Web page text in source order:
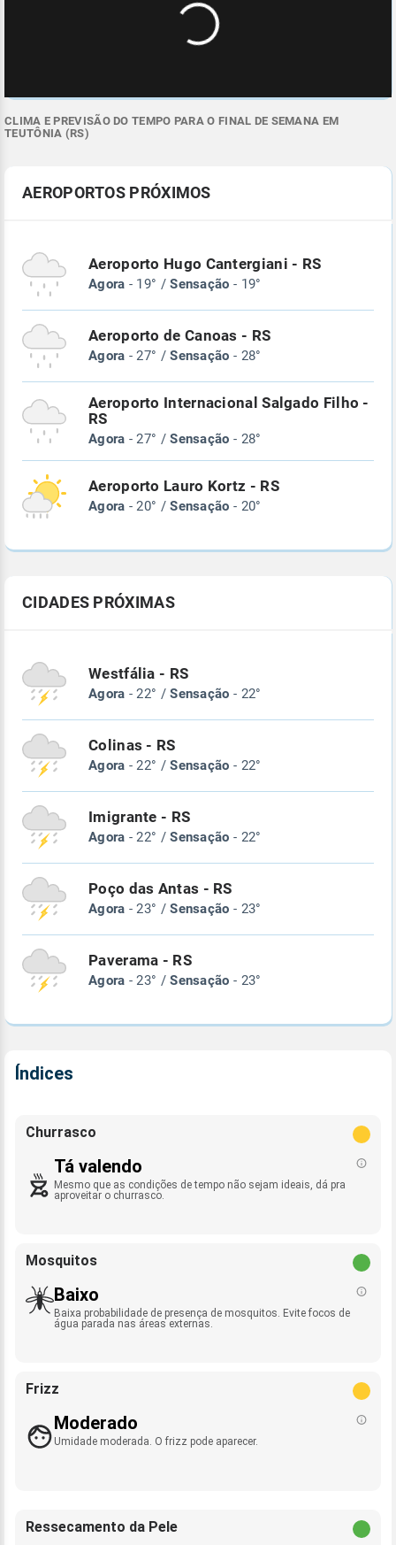
CLIMA E PREVISÃO DO TEMPO PARA O FINAL DE SEMANA EM
TEUTÔNIA (RS)
AEROPORTOS PRÓXIMOS
Aeroporto Hugo Cantergiani - RS
Agora - 19° /Sensação - 19°
Aeroporto de Canoas - RS
Agora - 27° /Sensação - 28°
Aeroporto Internacional Salgado Filho -
RS
Agora - 27° /Sensação - 28°
Aeroporto Lauro Kortz - RS
Agora - 20° /Sensação - 20°
CIDADES PRÓXIMAS
Westfália - RS
Agora - 22° /Sensação - 22°
Colinas - RS
Agora - 22° /Sensação - 22°
Imigrante - RS
Agora - 22° /Sensação - 22°
Poço das Antas - RS
Agora - 23° /Sensação - 23°
Paverama - RS
Agora - 23° /Sensação - 23°
Índices
Churrasco
Tá valendo
Mesmo que as condições de tempo não sejam ideais, dá pra
aproveitar o churrasco.
Mosquitos
Baixo
Baixa probabilidade de presença de mosquitos. Evite focos de
água parada nas áreas externas.
Frizz
Moderado
Umidade moderada. O frizz pode aparecer.
Ressecamento da Pele